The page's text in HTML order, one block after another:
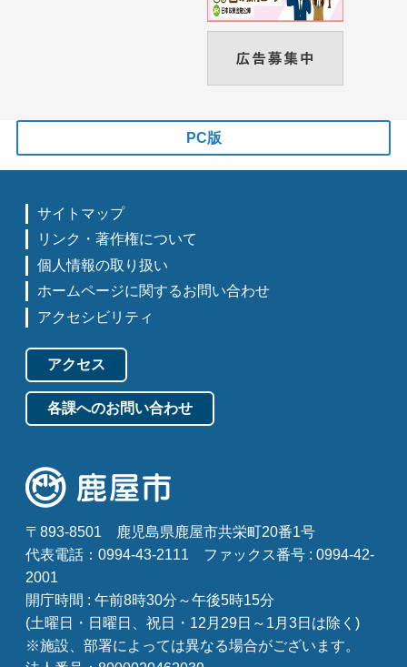
PC版
サイトマップ
リンク・著作権について
個人情報の取り扱い
ホームページに関するお問い合わせ
アクセシビリティ
アクセス
各課へのお問い合わせ
〒893-8501
鹿児島県鹿屋市共栄町20番1号
代表電話：0994-43-2111
ファックス番号 : 0994-42-
2001
開庁時間 : 午前8時30分～午後5時15分
(土曜日・日曜日、祝日・12月29日～1月3日は除く)
※施設、部署によっては異なる場合がございます。